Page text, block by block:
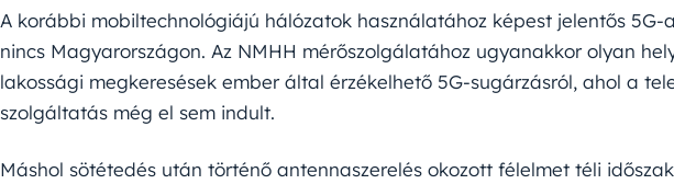
A korábbi mobiltechnológiájú hálózatok használatához képest jelentős
nincs Magyarországon. Az NMHH mérőszolgálatához ugyanakkor olyan
lakossági megkeresések ember által érzékelhető 5G-sugárzásról, ahol a
szolgáltatás még el sem indult.
Máshol sötétedés után történő antennaszerelés okozott félelmet téli